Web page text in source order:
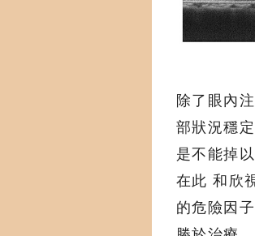
除了眼內
部狀況穩
是不能掉以
在此 和欣
的危險因